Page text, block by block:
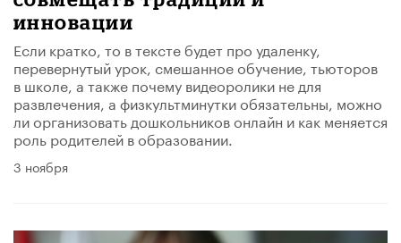
инновации
Если кратко, то в тексте будет про удаленку,
перевернутый урок, смешанное обучение, тьюторов
в школе, а также почему видеоролики не для
развлечения, а физкультминутки обязательны, можно
ли организовать дошкольников онлайн и как меняется
роль родителей в образовании.
3 ноября